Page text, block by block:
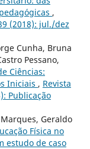
,
(2018): jul./dez
Cunha, Bruna
Pessano,
Ciências:
Iniciais , Revista
Publicação
Geraldo
Física no
estudo de caso